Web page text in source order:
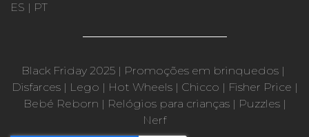
ES | PT
Black Friday 2025 | Promoções em brinquedos |
Disfarces| Lego | Hot Wheels| Chicco | Fisher Price |
Bebé Reborn | Relógios para crianças| Puzzles|
Nerf